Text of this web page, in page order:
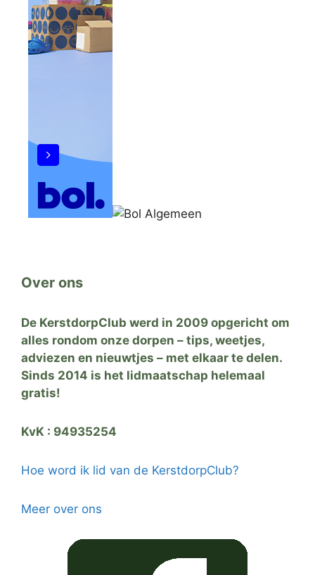
Over ons
De KerstdorpClub werd in 2009 opgericht om
alles rondom onze dorpen – tips, weetjes,
adviezen en nieuwtjes – met elkaar te delen.
Sinds 2014 is het lidmaatschap helemaal
gratis!
KvK : 94935254
Hoe word ik lid van de KerstdorpClub?
Meer over ons